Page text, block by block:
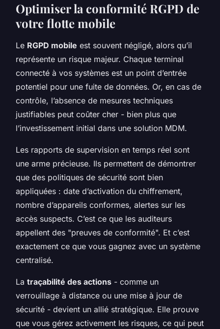
Optimiser la conformité RGPD de
votre flotte mobile
Le RGPD mobile est souvent négligé, alors qu’il
représente un risque majeur. Chaque terminal
connecté à vos systèmes est un point d’entrée
potentiel pour une fuite de données. Or, en cas de
contrôle, l’absence de mesures techniques
justifiables peut coûter cher - bien plus que
l’investissement initial dans une solution MDM.
Les rapports de supervision en temps réel sont
une arme précieuse. Ils permettent de démontrer
que des politiques de sécurité sont bien
appliquées : date d’activation du chiffrement,
nombre d’appareils conformes, alertes sur les
accès suspects. C’est ce que les auditeurs
appellent des "preuves de conformité". Et c’est
exactement ce que vous gagnez avec un système
centralisé.
La traçabilité des actions - comme un
verrouillage à distance ou une mise à jour de
sécurité - devient un allié stratégique. Elle prouve
que vous gérez activement les risques, ce qui peut